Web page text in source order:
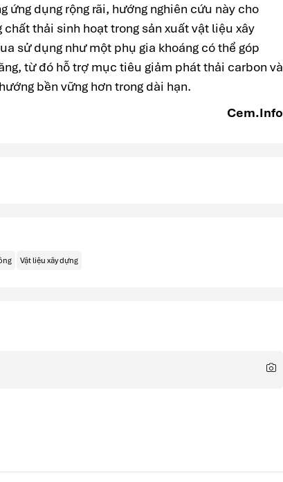
ứng dụng rộng rãi, hướng nghiên cứu này cho
thải sinh hoạt trong sản xuất vật liệu xây
sử dụng như một phụ gia khoáng có thể góp
từ đó hỗ trợ mục tiêu giảm phát thải carbon và
bền vững hơn trong dài hạn.
Cem.Info
Vật liệu xây dựng